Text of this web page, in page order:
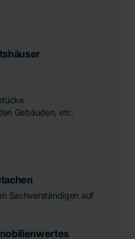
Gebäuden, etc.
Sachverständigen auf